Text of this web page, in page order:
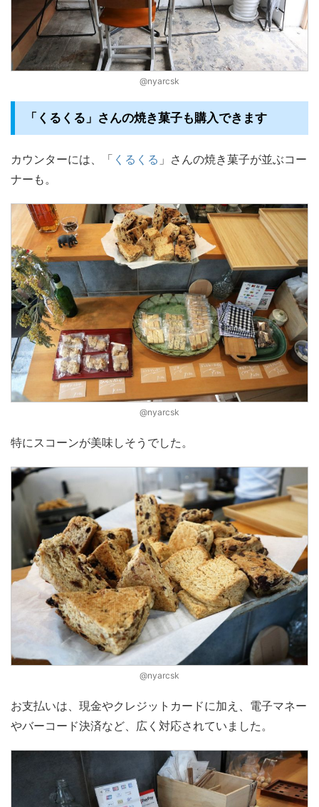
@nyarcsk
「くるくる」さんの焼き菓子も購入できます
カウンターには、「 くるくる 」さんの焼き菓子が並ぶコー
ナーも。
@nyarcsk
特にスコーンが美味しそうでした。
@nyarcsk
お支払いは、現金やクレジットカードに加え、電子マネー
やバーコード決済など、広く対応されていました。